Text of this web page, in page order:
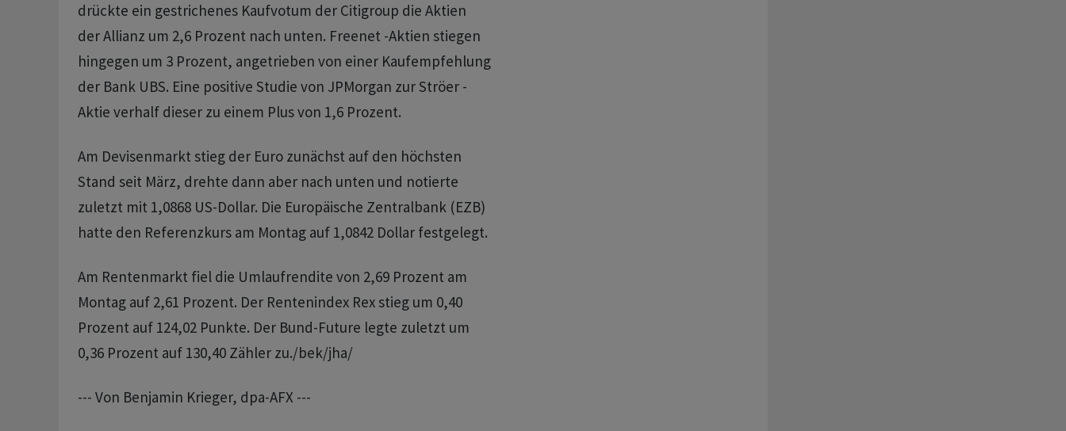
drückte ein gestrichenes Kaufvotum der Citigroup die Aktien
der Allianz um 2,6 Prozent nach unten. Freenet -Aktien stiegen
hingegen um 3 Prozent, angetrieben von einer Kaufempfehlung
der Bank UBS. Eine positive Studie von JPMorgan zur Ströer -
Aktie verhalf dieser zu einem Plus von 1,6 Prozent.
Am Devisenmarkt stieg der Euro zunächst auf den höchsten
Stand seit März, drehte dann aber nach unten und notierte
zuletzt mit 1,0868 US-Dollar. Die Europäische Zentralbank (EZB)
hatte den Referenzkurs am Montag auf 1,0842 Dollar festgelegt.
Am Rentenmarkt fiel die Umlaufrendite von 2,69 Prozent am
Montag auf 2,61 Prozent. Der Rentenindex Rex stieg um 0,40
Prozent auf 124,02 Punkte. Der Bund-Future legte zuletzt um
0,36 Prozent auf 130,40 Zähler zu./bek/jha/
--- Von Benjamin Krieger, dpa-AFX ---